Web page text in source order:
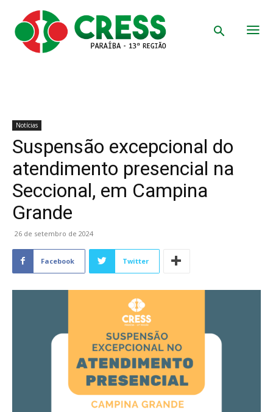
Notícias
Suspensão excepcional do
atendimento presencial na
Seccional, em Campina
Grande
26 de setembro de 2024
Facebook Twitter